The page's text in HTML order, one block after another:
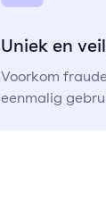
Uniek en
Voorkom
eenmalig